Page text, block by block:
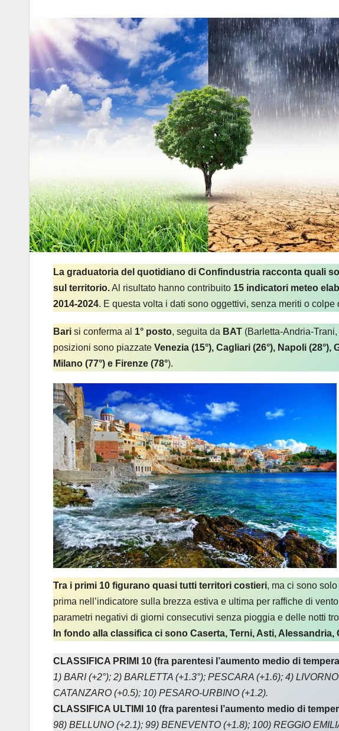
La graduatoria del quotidiano di Confindustria racconta quali
sul territorio.Al risultato hanno contribuito 15 indicatori meteo
2014-2024. E questa volta i dati sono oggettivi, senza meriti o colpe
Bari si conferma al 1° posto, seguita da BAT (Barletta-Andria-Trani,
posizioni sono piazzate Venezia (15°), Cagliari (26°), Napoli (28°),
Milano (77°) e Firenze (78°).
Tra i primi 10 figurano quasi tutti territori costieri, ma ci sono
prima nell’indicatore sulla brezza estiva e ultima per raffiche di
parametri negativi di giorni consecutivi senza pioggia e delle notti
In fondo alla classifica ci sono Caserta, Terni, Asti, Alessandria,
CLASSIFICA PRIMI 10 (fra parentesi l’aumento medio di
1) BARI (+2°); 2) BARLETTA (+1.3°); PESCARA (+1.6); 4)
CATANZARO (+0.5); 10) PESARO-URBINO (+1.2).
CLASSIFICA ULTIMI 10 (fra parentesi l’aumento medio di
98) BELLUNO (+2.1); 99) BENEVENTO (+1.8); 100) REGGIO